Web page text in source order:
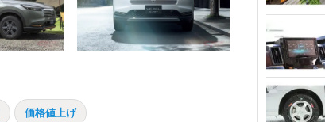
価格値上げ